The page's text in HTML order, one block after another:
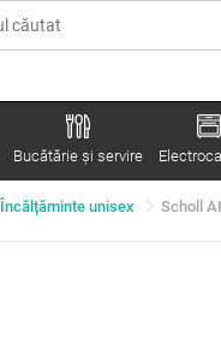
Bucătărie și servire
Încălțăminte unisex Scholl